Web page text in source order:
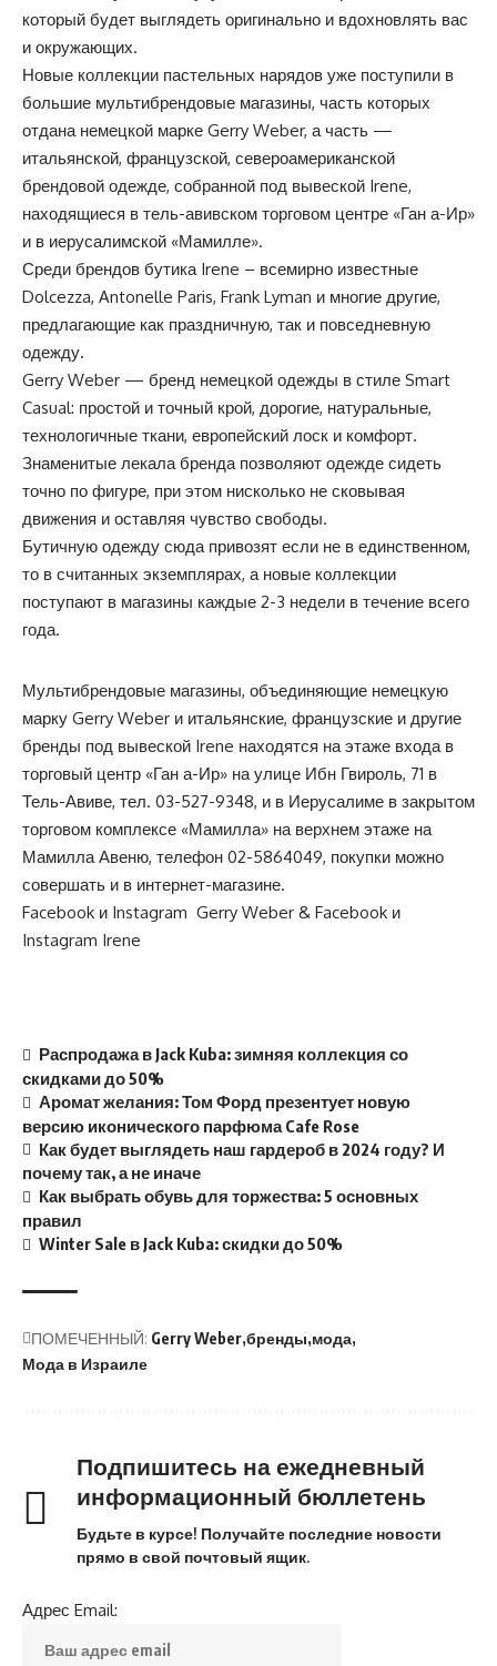
который будет выглядеть оригинально и вдохновлять вас
и окружающих.
Новые коллекции пастельных нарядов уже поступили в
большие мультибрендовые магазины, часть которых
отдана немецкой марке Gerry Weber, а часть —
итальянской, французской, североамериканской
брендовой одежде, собранной под вывеской Irene,
находящиеся в тель-авивском торговом центре «Ган а-Ир»
и в иерусалимской «Мамилле».
Среди брендов бутика Irene – всемирно известные
Dolcezza, Antonelle Paris, Frank Lyman и многие другие,
предлагающие как праздничную, так и повседневную
одежду.
Gerry Weber — бренд немецкой одежды в стиле Smart
Casual: простой и точный крой, дорогие, натуральные,
технологичные ткани, европейский лоск и комфорт.
Знаменитые лекала бренда позволяют одежде сидеть
точно по фигуре, при этом нисколько не сковывая
движения и оставляя чувство свободы.
Бутичную одежду сюда привозят если не в единственном,
то в считанных экземплярах, а новые коллекции
поступают в магазины каждые 2-3 недели в течение всего
года.
Мультибрендовые магазины, объединяющие немецкую
марку Gerry Weber и итальянские, французские и другие
бренды под вывеской Irene находятся на этаже входа в
торговый центр «Ган а-Ир» на улице Ибн Гвироль, 71 в
Тель-Авиве, тел. 03-527-9348, и в Иерусалиме в закрытом
торговом комплексе «Мамилла» на верхнем этаже на
Мамилла Авеню, телефон 02-5864049, покупки можно
совершать и в интернет-магазине.
Facebook и Instagram Gerry Weber & Facebook и
Instagram Irene
Распродажа в Jack Kuba: зимняя коллекция со
скидками до 50%
Аромат желания: Том Форд презентует новую
версию иконического парфюма Cafe Rose
Как будет выглядеть наш гардероб в 2024 году? И
почему так, а не иначе
Как выбрать обувь для торжества: 5 основных
правил
Winter Sale в Jack Kuba: скидки до 50%
ПОМЕЧЕННЫЙ: Gerry Weber бренды мода
Мода в Израиле
Подпишитесь на ежедневный
информационный бюллетень
Будьте в курсе! Получайте последние новости
прямо в свой почтовый ящик.
Адрес Email: